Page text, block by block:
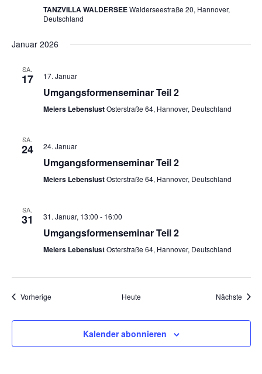
TANZVILLA WALDERSEEWalderseestraße 20, Hannover,
Deutschland
Januar 2026
SA.
17 17. Januar
Umgangsformenseminar Teil 2
Meiers LebenslustOsterstraße 64, Hannover, Deutschland
SA.
24 24. Januar
Umgangsformenseminar Teil 2
Meiers LebenslustOsterstraße 64, Hannover, Deutschland
SA.
31 31. Januar, 13:00 - 16:00
Umgangsformenseminar Teil 2
Meiers LebenslustOsterstraße 64, Hannover, Deutschland
VorherigeVeranstaltungen Heute Nächste
Kalender abonnieren